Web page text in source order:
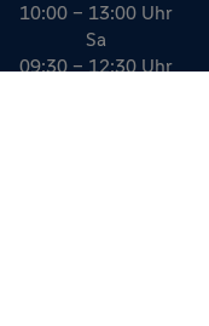
10:00 – 13:00 Uhr
Sa
09:30 – 12:30 Uhr